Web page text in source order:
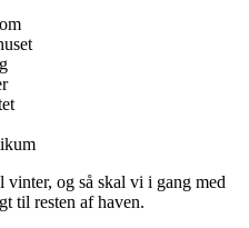
og så skal vi i gang med
til resten af haven.